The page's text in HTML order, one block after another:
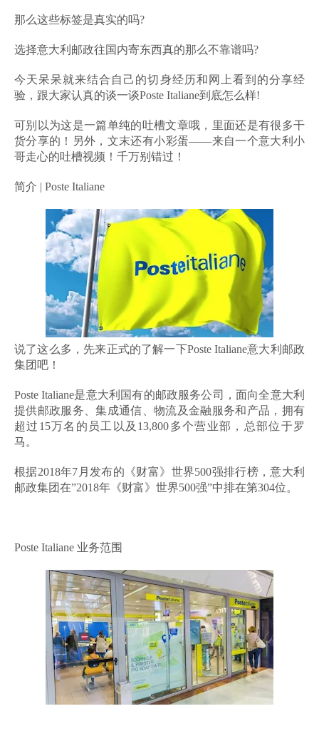
那么这些标签是真实的吗?
选择意大利邮政往国内寄东西真的那么不靠谱吗?
今天呆呆就来结合自己的切身经历和网上看到的分享经
验，跟大家认真的谈一谈Poste Italiane到底怎么样!
可别以为这是一篇单纯的吐槽文章哦，里面还是有很多干
货分享的！另外，文末还有小彩蛋——来自一个意大利小
哥走心的吐槽视频！千万别错过！
简介 | Poste Italiane
说了这么多，先来正式的了解一下Poste Italiane意大利邮政
集团吧！
Poste Italiane是意大利国有的邮政服务公司，面向全意大利
提供邮政服务、集成通信、物流及金融服务和产品，拥有
超过15万名的员工以及13,800多个营业部，总部位于罗
马。
根据2018年7月发布的《财富》世界500强排行榜，意大利
邮政集团在”2018年《财富》世界500强”中排在第304位。
Poste Italiane 业务范围